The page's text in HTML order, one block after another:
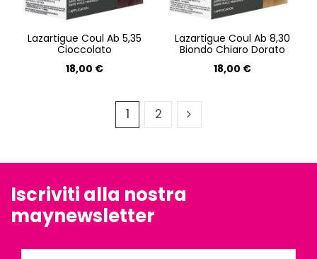
Lazartigue Coul Ab 5,35
Cioccolato
18,00 €
Lazartigue Coul Ab 8,30
Biondo Chiaro Dorato
18,00 €
1 2
Iscriviti alla nostra
maynewsletter